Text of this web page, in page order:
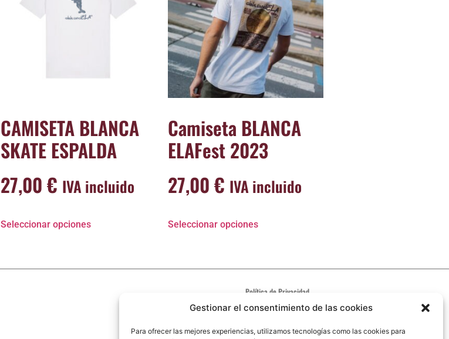
Gestionar el consentimiento de las cookies
Para ofrecer las mejores experiencias, utilizamos tecnologías como las cookies para
CAMISETA BLANCA
SKATE ESPALDA
27,00€ IVA incluido
Seleccionar opciones
Camiseta BLANCA
ELAFest 2023
27,00€ IVA incluido
Seleccionar opciones
Política de Privacidad
Aviso Legal